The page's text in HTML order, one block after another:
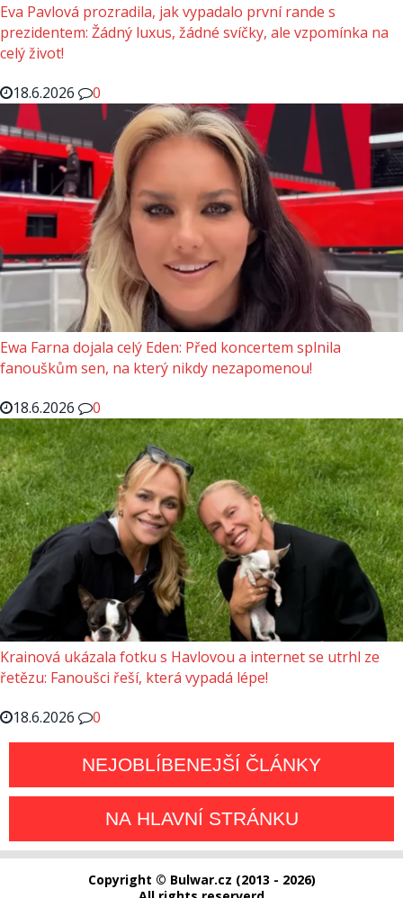
Eva Pavlová prozradila, jak vypadalo první rande s
prezidentem: Žádný luxus, žádné svíčky, ale vzpomínka na
celý život!
18.6.2026
0
Ewa Farna dojala celý Eden: Před koncertem splnila
fanouškům sen, na který nikdy nezapomenou!
18.6.2026
0
Krainová ukázala fotku s Havlovou a internet se utrhl ze
řetězu: Fanoušci řeší, která vypadá lépe!
18.6.2026
0
NEJOBLÍBENEJŠÍ ČLÁNKY
NA HLAVNÍ STRÁNKU
Copyright © Bulwar.cz (2013 - 2026)